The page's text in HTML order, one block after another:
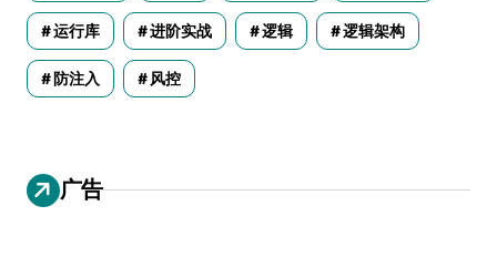
运行库 进阶实战 逻辑 逻辑架构
防注入 风控
广告